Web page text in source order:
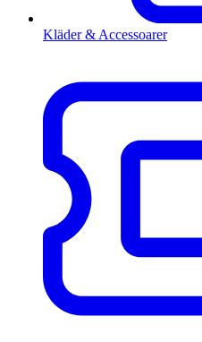
Kläder & Accessoarer